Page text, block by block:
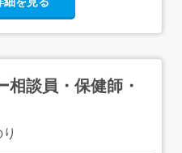
相談員・保健師・